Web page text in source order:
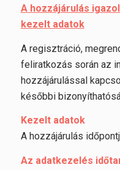
A hozzájárulás
kezelt adatok
A regisztráció,
feliratkozás során az
hozzájárulással
későbbi
Kezelt adatok
A hozzájárulás
Az adatkezelés